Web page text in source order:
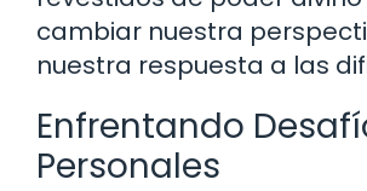
cambiar nuestra
nuestra respuesta a las
Enfrentando
Personales